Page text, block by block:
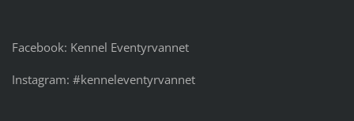
Facebook: Kennel Eventyrvannet
Instagram: #kenneleventyrvannet